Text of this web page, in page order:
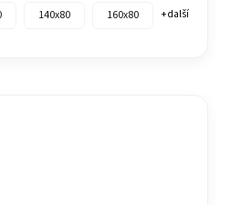
140x80 160x80 + další